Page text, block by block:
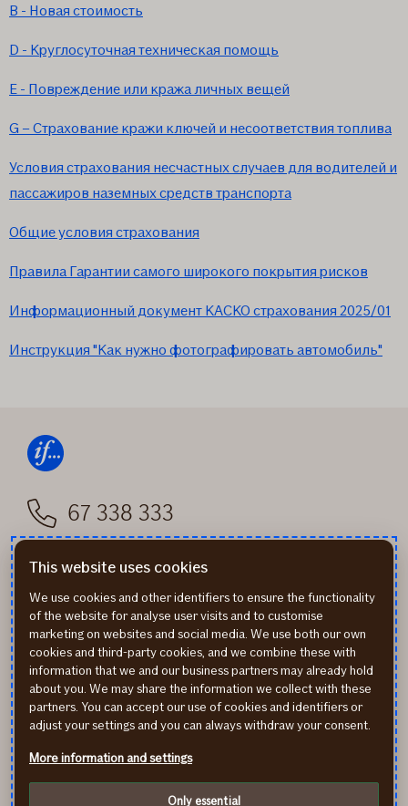
B - Новая стоимость
D - Круглосуточная техническая помощь
E - Повреждение или кража личных вещей
G – Страхование кражи ключей и несоответствия топлива
Условия страхования несчастных случаев для водителей и
пассажиров наземных средств транспорта
Общие условия страхования
Правила Гарантии самого широкого покрытия рисков
Информационный документ КАСКО страхования 2025/01
Инструкция "Как нужно фотографировать автомобиль"
67 338 333
info@if.lv
If P&C Insurance AS Latvijas filiāle © 2017
Republikas laukums 2A, Rīga, LV-1010
www.if.lv Использованные cookie-файлы If
Правила защиты конфиденциальной
информации
This website uses cookies
We use cookies and other identifiers to ensure the functionality
of the website for analyse user visits and to customise
marketing on websites and social media. We use both our own
cookies and third-party cookies, and we combine these with
information that we and our business partners may already hold
about you. We may share the information we collect with these
partners. You can accept our use of cookies and identifiers or
adjust your settings and you can always withdraw your consent.
More information and settings
Only essential